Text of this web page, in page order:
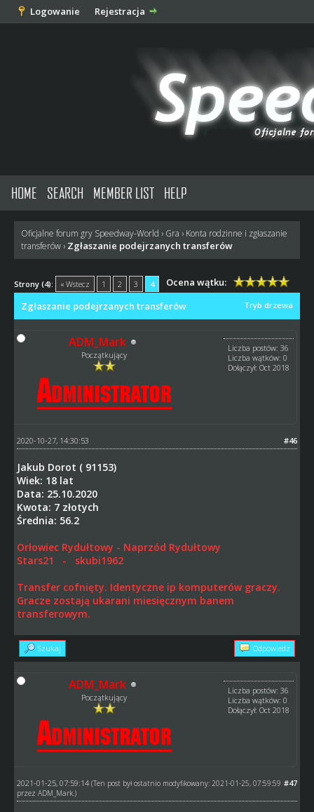
Logowanie Rejestracja
HOME SEARCH MEMBER LIST HELP
Oficjalne forum gry Speedway-World › Gra › Konta rodzinne i zgłaszanie
transferów › Zgłaszanie podejrzanych transferów
Strony (4): « Wstecz 1 2 3 4 Ocena wątku:
Tryb drzewa
Zgłaszanie podejrzanych transferów
ADM_Mark
Początkujący
Liczba postów: 36
Liczba wątków: 0
Dołączył: Oct 2018
#46
2020-10-27, 14:30:53
Jakub Dorot ( 91153)
Wiek: 18 lat
Data: 25.10.2020
Kwota: 7 złotych
Średnia: 56.2
Orłowiec Rydułtowy - Naprzód Rydułtowy
Stars21 - skubi1962
Transfer cofnięty. Identyczne ip komputerów graczy.
Gracze zostają ukarani miesięcznym banem
transferowym.
Szukaj Odpowiedz
ADM_Mark
Początkujący
Liczba postów: 36
Liczba wątków: 0
Dołączył: Oct 2018
#47
2021-01-25, 07:59:14 (Ten post był ostatnio modyfikowany: 2021-01-25, 07:59:59
przez ADM_Mark.)